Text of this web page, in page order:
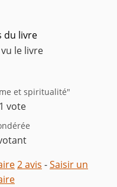
du livre
le livre
et spiritualité"
1 vote
2 avis -Saisir un